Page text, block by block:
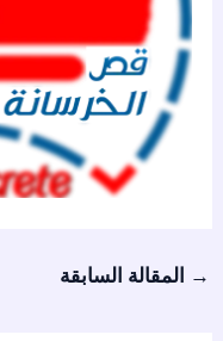
→ المقالة السابقة